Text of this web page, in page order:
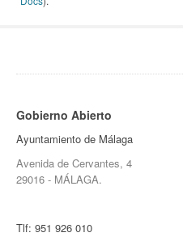
Gobierno Abierto
Ayuntamiento de Málaga
Avenida de Cervantes, 4
29016 - MÁLAGA.
Tlf: 951 926 010